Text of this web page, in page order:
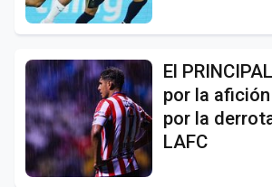
El
por la
por la
LAFC